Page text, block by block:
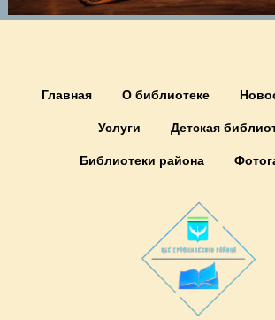
Главная О библиотеке
Услуги Детская
Библиотеки района